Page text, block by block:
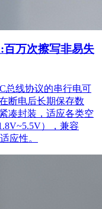
百万次擦写非易失
总线协议的串行电可
断电后长期保存数
凑封装，适应各类空
），兼容
应性。